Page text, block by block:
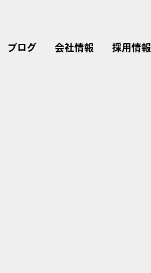
ブログ 会社情報 採用情報